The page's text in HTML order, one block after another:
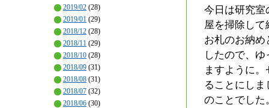
2019/02 (28)
2019/01 (29)
2018/12 (28)
2018/11 (29)
2018/10 (28)
2018/09 (31)
2018/08 (31)
2018/07 (32)
2018/06 (30)
今日は研究室
屋を掃除し
お札のお納
したので、
ますように
ることにし
のことでした